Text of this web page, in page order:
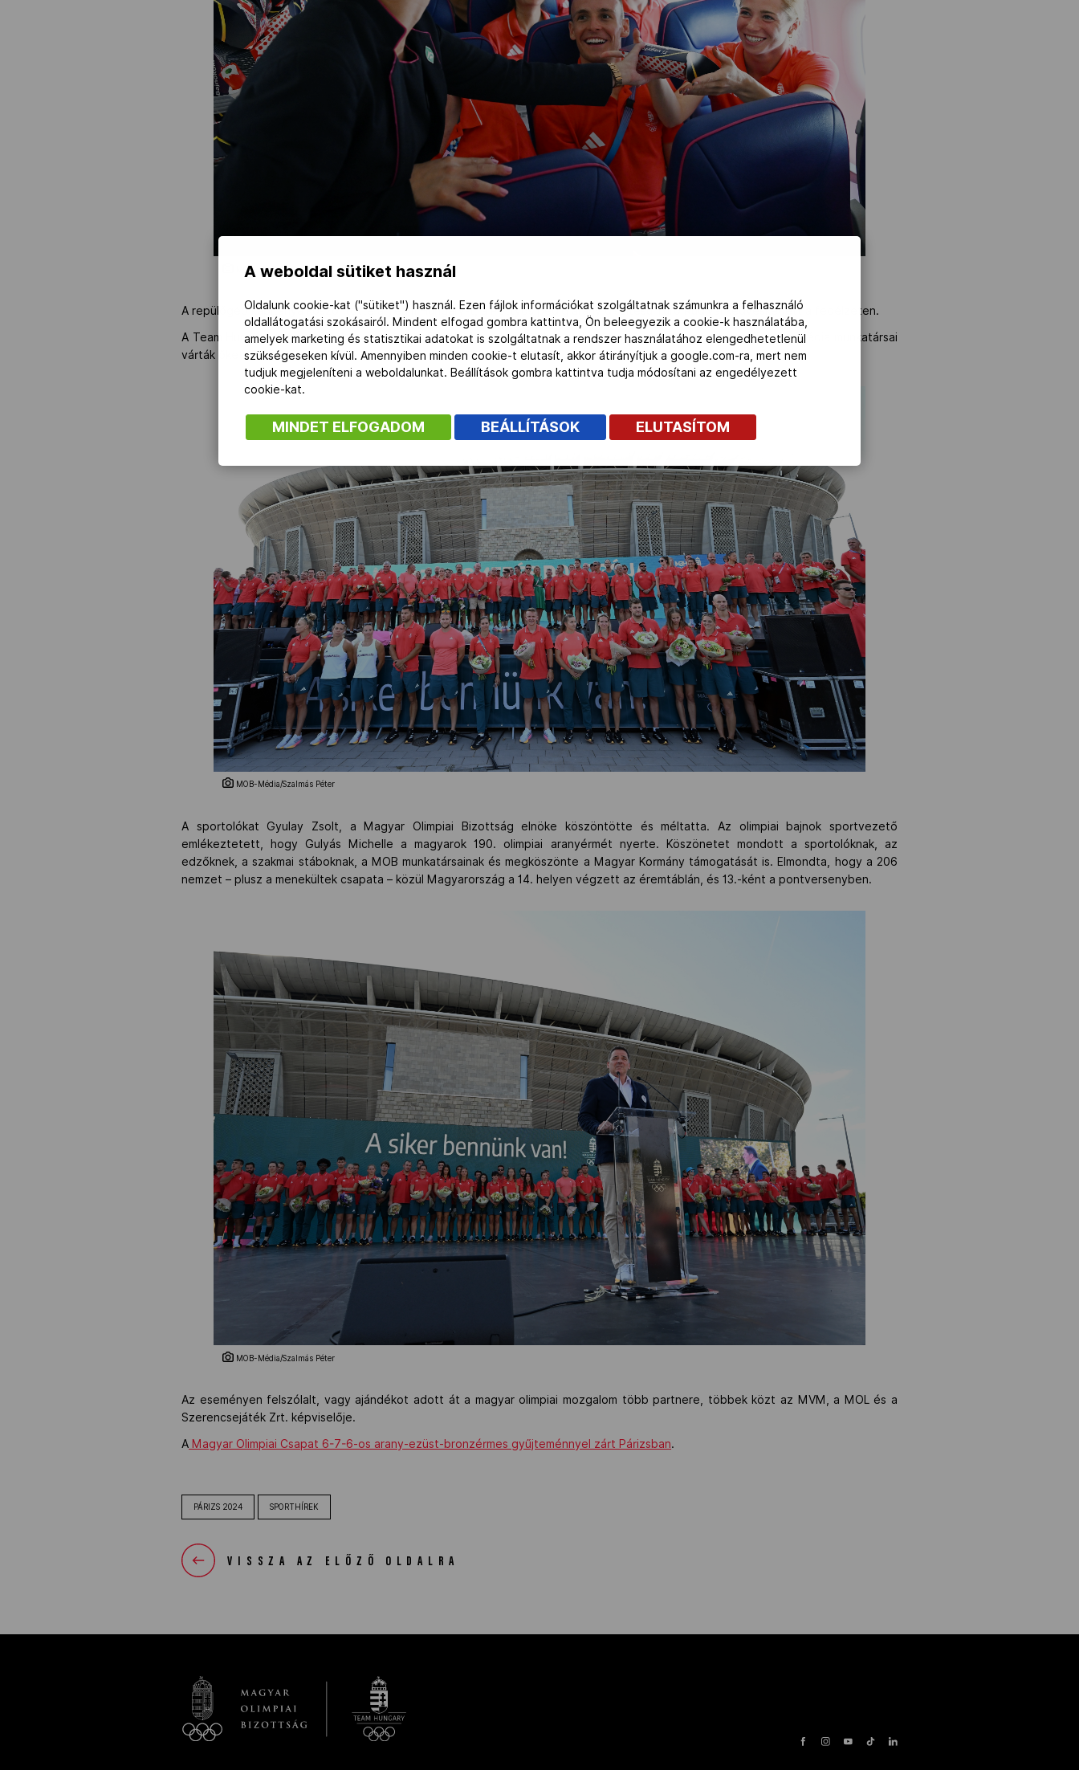
MOB-Média/Molnár Ádám
A repülőgép kapitánya köszöntötte a Team Hungary-t, a Pöttyös pedig arany díszítésű Túró Rudival kedveskedett a fedélzeten.
A Team Hungary tagjai buszokkal érkeztek a Puskás Aréna mellé, ahol családtagok, szurkolók, sportvezetők és a média munkatársai
várták őket.
MOB-Média/Szalmás Péter
A sportolókat Gyulay Zsolt, a Magyar Olimpiai Bizottság elnöke köszöntötte és méltatta. Az olimpiai bajnok sportvezető
emlékeztetett, hogy Gulyás Michelle a magyarok 190. olimpiai aranyérmét nyerte. Köszönetet mondott a sportolóknak, az
edzőknek, a szakmai stáboknak, a MOB munkatársainak és megköszönte a Magyar Kormány támogatását is. Elmondta, hogy a 206
nemzet – plusz a menekültek csapata – közül Magyarország a 14. helyen végzett az éremtáblán, és 13.-ként a pontversenyben.
MOB-Média/Szalmás Péter
Az eseményen felszólalt, vagy ajándékot adott át a magyar olimpiai mozgalom több partnere, többek közt az MVM, a MOL és a
Szerencsejáték Zrt. képviselője.
A Magyar Olimpiai Csapat 6-7-6-os arany-ezüst-bronzérmes gyűjteménnyel zárt Párizsban.
PÁRIZS 2024 SPORTHÍREK
VISSZA AZ ELŐZŐ OLDALRA
A weboldal sütiket használ
Oldalunk cookie-kat ("sütiket") használ. Ezen fájlok információkat szolgáltatnak számunkra a felhasználó
oldallátogatási szokásairól. Mindent elfogad gombra kattintva, Ön beleegyezik a cookie-k használatába,
amelyek marketing és statisztikai adatokat is szolgáltatnak a rendszer használatához elengedhetetlenül
szükségeseken kívül. Amennyiben minden cookie-t elutasít, akkor átirányítjuk a google.com-ra, mert nem
tudjuk megjeleníteni a weboldalunkat. Beállítások gombra kattintva tudja módosítani az engedélyezett
cookie-kat.
MINDET ELFOGADOM BEÁLLÍTÁSOK ELUTASÍTOM